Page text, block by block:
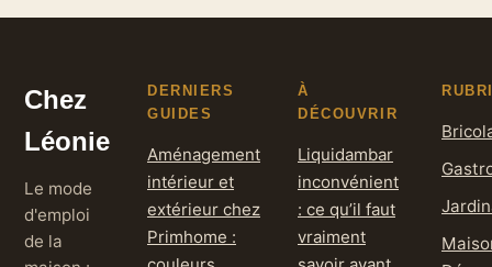
Chez
Léonie
Le mode
d'emploi
de la
DERNIERS
GUIDES
Aménagement
intérieur et
extérieur chez
Primhome :
À
DÉCOUVRIR
Liquidambar
inconvénient
: ce qu’il faut
vraiment